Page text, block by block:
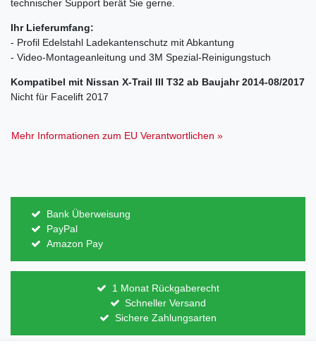
technischer Support berät Sie gerne.
Ihr Lieferumfang:
- Profil Edelstahl Ladekantenschutz mit Abkantung
- Video-Montageanleitung und 3M Spezial-Reinigungstuch
Kompatibel mit Nissan X-Trail III T32 ab Baujahr 2014-08/2017
Nicht für Facelift 2017
Mehr Informationen zum EU Verantwortlichen »
Bank Überweisung
PayPal
Amazon Pay
1 Monat Rückgaberecht
Schneller Versand
Sichere Zahlungsarten